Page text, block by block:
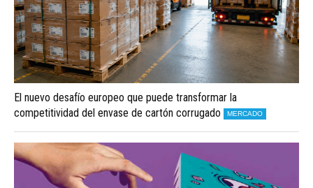
El nuevo desafío europeo que puede transformar la
competitividad del envase de cartón corrugado
MERCADO